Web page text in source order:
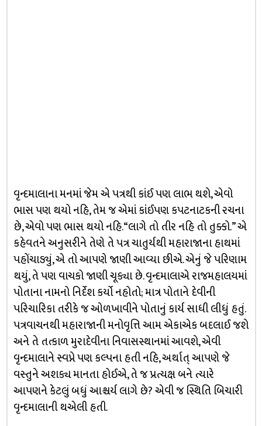
વૃન્દમાલાના મનમાં જેમ એ પત્રથી કાંઈ પણ લાભ થશે, એવો
ભાસ પણ થયો નહિ, તેમ જ એમાં કાંઈપણ કપટનાટકની રચના
છે, એવો પણ ભાસ થયો નહિ. “લાગે તો તીર નહિ તો તુક્કો.” એ
કહેવતને અનુસરીને તેણે તે પત્ર ચાતુર્યથી મહારાજાના હાથમાં
પહોંચાડ્યું, એ તો આપણે જાણી આવ્યા છીએ. એનું જે પરિણામ
થયું, તે પણ વાચકો જાણી ચૂક્યા છે. વૃન્દમાલાએ રાજમહાલયમાં
પોતાના નામનો નિર્દેશ કર્યો નહોતો; માત્ર પોતાને દેવીની
પરિચારિકા તરીકે જ ઓળખાવીને પોતાનું કાર્ય સાધી લીધું હતું.
પત્રવાચનથી મહારાજાની મનોવૃત્તિ આમ એકાએક બદલાઈ જશે
અને તે તત્કાળ મુરાદેવીના નિવાસસ્થાનમાં આવશે, એવી
વૃન્દમાલાને સ્વપ્ને પણ કલ્પના હતી નહિ, અર્થાત્ આપણે જે
વસ્તુને અશક્ય માનતા હોઈએ, તે જ પ્રત્યક્ષ બને ત્યારે
આપણને કેટલું બધું આશ્ચર્ય લાગે છે? એવી જ સ્થિતિ બિચારી
વૃન્દમાલાની થએલી હતી.